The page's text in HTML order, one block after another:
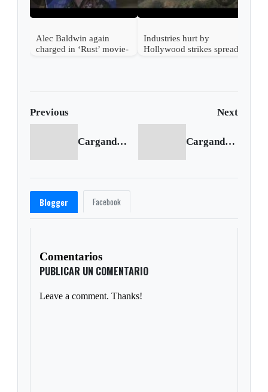
Alec Baldwin again
charged in ‘Rust’ movie-
Industries hurt by
Hollywood strikes spread
Previous Next
Cargando anterior... Cargando siguiente...
Blogger Facebook
Comentarios
PUBLICAR UN COMENTARIO
Leave a comment. Thanks!